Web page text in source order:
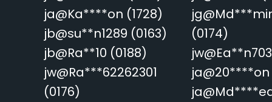
ja@Ka****on (1728)
jb@su**n1289 (0163)
jb@Ra**10 (0188)
jw@Ra***62262301
(0176)
(0174)
ja@20****on